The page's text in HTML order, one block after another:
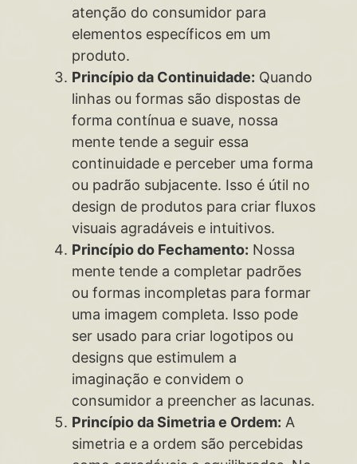
atenção do consumidor para
elementos específicos em um
produto.
Princípio da Continuidade: Quando
linhas ou formas são dispostas de
forma contínua e suave, nossa
mente tende a seguir essa
continuidade e perceber uma forma
ou padrão subjacente. Isso é útil no
design de produtos para criar fluxos
visuais agradáveis e intuitivos.
Princípio do Fechamento: Nossa
mente tende a completar padrões
ou formas incompletas para formar
uma imagem completa. Isso pode
ser usado para criar logotipos ou
designs que estimulem a
imaginação e convidem o
consumidor a preencher as lacunas.
Princípio da Simetria e Ordem: A
simetria e a ordem são percebidas